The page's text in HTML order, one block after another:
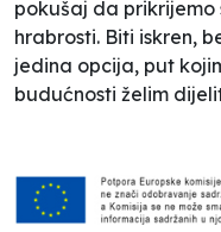
pokušaj da
hrabrosti. Biti iskren,
jedina opcija, put
budućnosti želim